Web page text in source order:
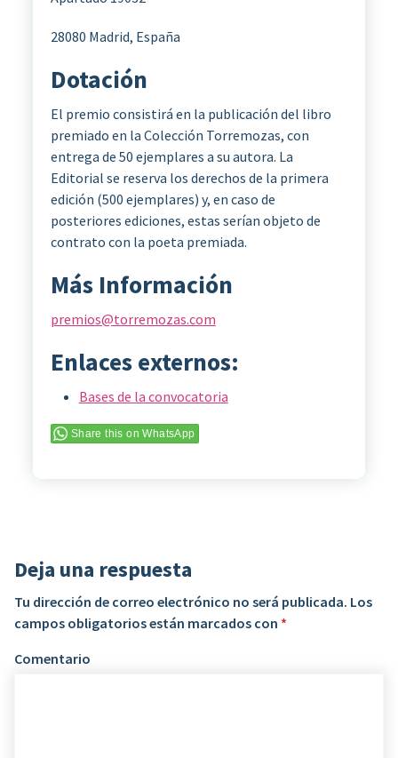
28080 Madrid, España
Dotación
El premio consistirá en la publicación del libro
premiado en la Colección Torremozas, con
entrega de 50 ejemplares a su autora. La
Editorial se reserva los derechos de la primera
edición (500 ejemplares) y, en caso de
posteriores ediciones, estas serían objeto de
contrato con la poeta premiada.
Más Información
premios@torremozas.com
Enlaces externos:
Bases de la convocatoria
Share this on WhatsApp
Deja una respuesta
Tu dirección de correo electrónico no será publicada. Los
campos obligatorios están marcados con *
Comentario